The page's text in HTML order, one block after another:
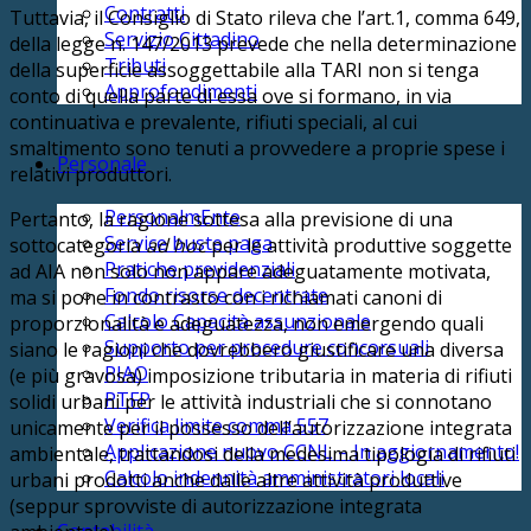
Contratti
Servizio Cittadino
Tributi
Approfondimenti
Personale
PersonalmEnte
Service buste paga
Pratiche previdenziali
Fondo risorse decentrate
Calcolo Capacità assunzionale
Supporto per procedure concorsuali
PIAO
PTFP
Verifica limite comma 557
Applicazione nuovo CCNL – In aggiornamento!
Calcolo indennità amministratori locali
Tuttavia, il Consiglio di Stato rileva che l’art.1, comma 649,
della legge n. 147/2013 prevede che nella determinazione
della superficie assoggettabile alla TARI non si tenga
conto di quella parte di essa ove si formano, in via
continuativa e prevalente, rifiuti speciali, al cui
smaltimento sono tenuti a provvedere a proprie spese i
relativi produttori.
Pertanto, la ragione sottesa alla previsione di una
sottocategoriaad hocper le attività produttive soggette
ad AIA non solo non appare adeguatamente motivata,
ma si pone in contrasto con i richiamati canoni di
proporzionalità e adeguatezza, non emergendo quali
siano le ragioni che dovrebbero giustificare una diversa
(e più gravosa) imposizione tributaria in materia di rifiuti
solidi urbani per le attività industriali che si connotano
unicamente per il possesso dell’autorizzazione integrata
ambientale, trattandosi della medesima tipologia di rifiuti
urbani prodotti anche dalle altre attività produttive
(seppur sprovviste di autorizzazione integrata